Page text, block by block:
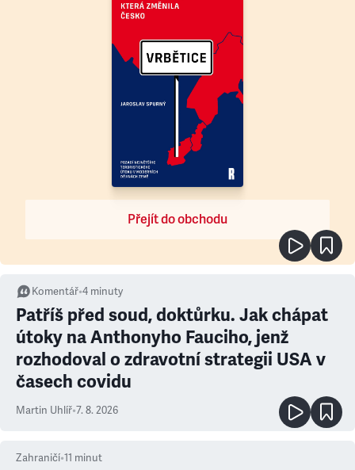
Přejít do obchodu
Komentář•4 minuty
Patříš před soud, doktůrku. Jak chápat
útoky na Anthonyho Fauciho, jenž
rozhodoval o zdravotní strategii USA v
časech covidu
Martin Uhlíř•7. 8. 2026
Zahraničí•11 minut